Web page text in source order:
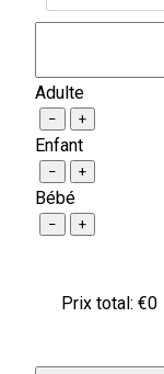
Adulte
− +
Enfant
− +
Bébé
− +
Prix ​​total: €0